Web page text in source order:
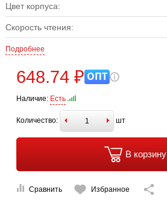
Цвет корпуса:
Скорость чтения:
Подробнее
648.74 ₽ ОПТ
Наличие: Есть
Количество: шт
В корзину
Сравнить Избранное